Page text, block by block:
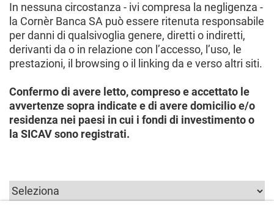
In nessuna circostanza - ivi compresa la negligenza -
la Cornèr Banca SA può essere ritenuta responsabile
per danni di qualsivoglia genere, diretti o indiretti,
derivanti da o in relazione con l’accesso, l’uso, le
prestazioni, il browsing o il linking da e verso altri siti.
Confermo di avere letto, compreso e accettato le
avvertenze sopra indicate e di avere domicilio e/o
residenza nei paesi in cui i fondi di investimento o
la SICAV sono registrati.